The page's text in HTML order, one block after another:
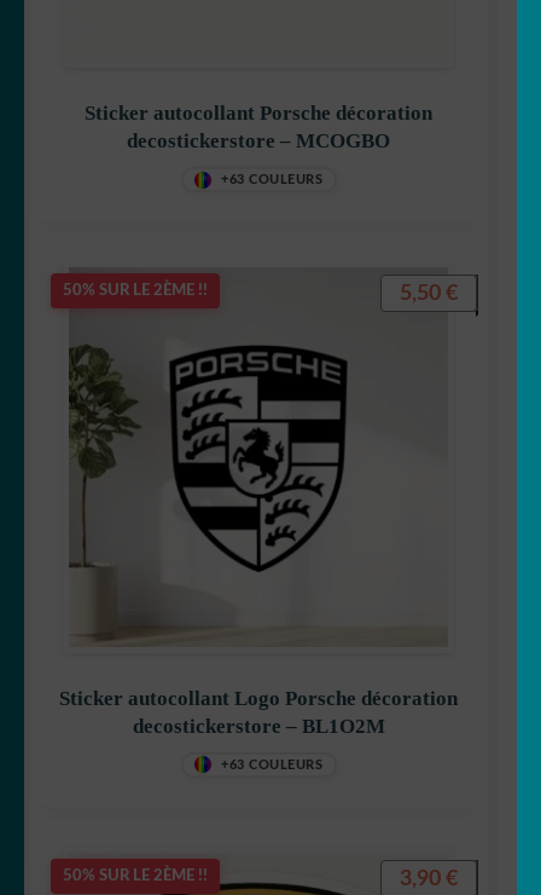
Sticker autocollant Porsche décoration
decostickerstore – MCOGBO
+63 COULEURS
50% SUR LE 2ÈME !!
Sticker autocollant Logo Porsche décoration
decostickerstore – BL1O2M
+63 COULEURS
5,50 €
50% SUR LE 2ÈME !! 3,90 €